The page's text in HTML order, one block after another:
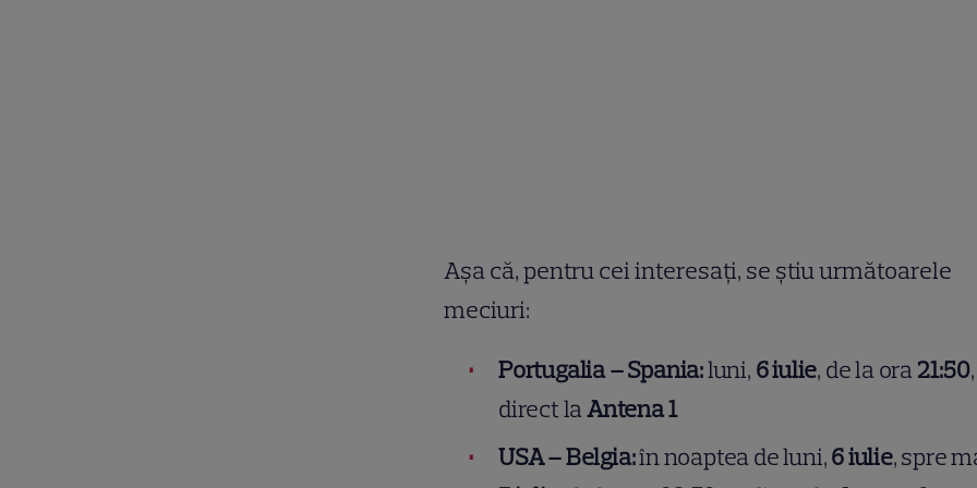
Așa că, pentru cei interesați, se știu următoarele
meciuri:
Portugalia – Spania:luni, 6 iulie, de la ora21:50
direct laAntena 1
USA – Belgia:în noaptea de luni,6 iulie, spre